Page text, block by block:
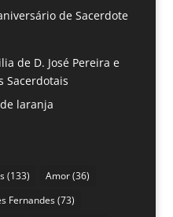
de Sacerdote
de D. José Pereira e
Sacerdotais
laranja
(133) Amor(36)
Fernandes(73)